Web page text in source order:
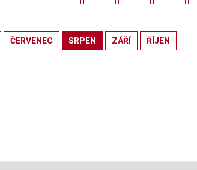
ČERVENEC SRPEN ZÁŘÍ ŘÍJEN